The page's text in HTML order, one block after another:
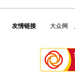
友情链接 大众网